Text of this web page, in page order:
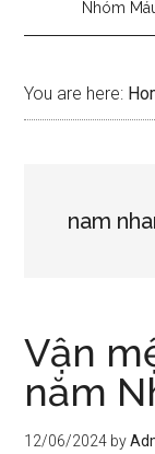
Nhóm
You are here:
nam
Vận
năm
12/06/2024 by